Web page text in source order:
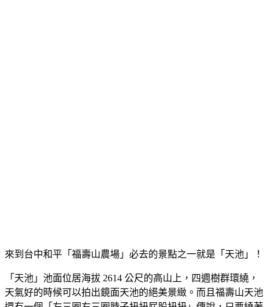
來到台中和平「福壽山農場」必去的景點之一就是「天池」！
「天池」池面位居海拔 2614 公尺的高山上，四週樹群環繞，
天氣好的時候可以拍出鏡面天池的絕美景緻。而且福壽山天池